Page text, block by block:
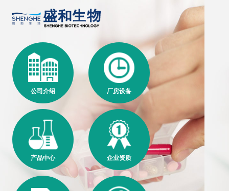
公司介绍 厂房设备
产品中心 企业资质